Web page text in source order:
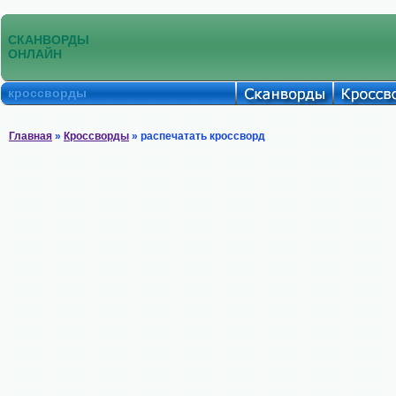
СКАНВОРДЫ
ОНЛАЙН
кроссворды
Главная » Кроссворды » распечатать кроссворд